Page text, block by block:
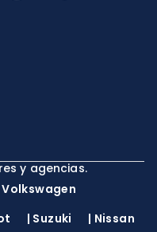
y agencias.
Volkswagen
| Suzuki | Nissan